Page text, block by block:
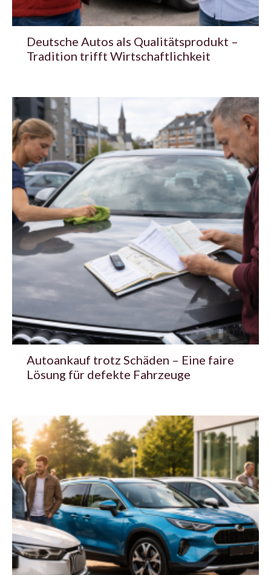
Deutsche Autos als Qualitätsprodukt –
Tradition trifft Wirtschaftlichkeit
Autoankauf trotz Schäden – Eine faire
Lösung für defekte Fahrzeuge